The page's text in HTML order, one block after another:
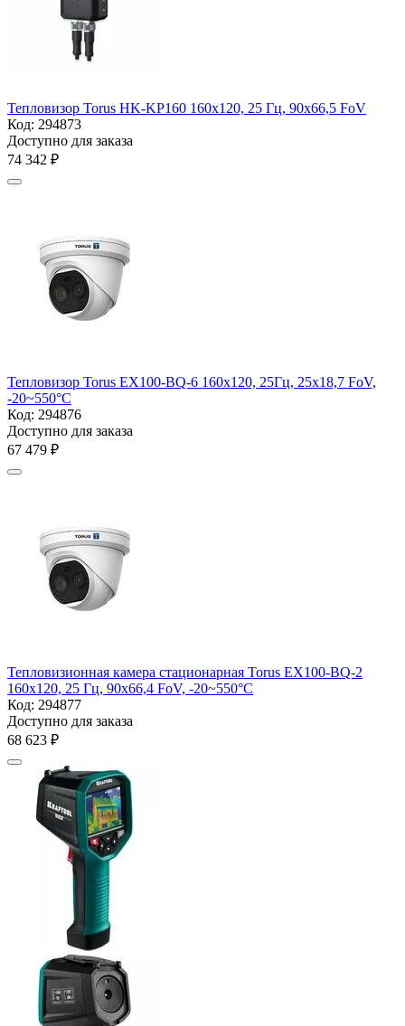
Тепловизор Torus HK-KP160 160x120, 25 Гц, 90х66,5 FoV
Код: 294873
Доступно для заказа
74 342 ₽
Тепловизор Torus EX100-BQ-6 160x120, 25Гц, 25х18,7 FoV,
-20~550°C
Код: 294876
Доступно для заказа
67 479 ₽
Тепловизионная камера стационарная Torus EX100-BQ-2
160x120, 25 Гц, 90х66,4 FoV, -20~550°C
Код: 294877
Доступно для заказа
68 623 ₽